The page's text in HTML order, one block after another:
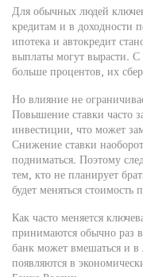
Для обычных людей
кредитам и в доходности
ипотека и автокредит
выплаты могут вырасти.
больше процентов, их
Но влияние не
Повышение ставки часто
инвестиции, что может
Снижение ставки
подниматься. Поэтому
тем, кто не планирует
будет меняться стоимость
Как часто меняется
принимаются обычно раз в
банк может вмешаться и
появляются в